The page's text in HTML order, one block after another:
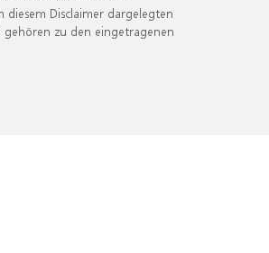
Disclaimer dargelegten
zu den eingetragenen